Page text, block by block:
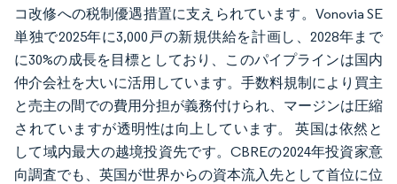
コ改修への税制優遇措置に支えられています。Vonovia SE
単独で2025年に3,000戸の新規供給を計画し、2028年まで
に30%の成長を目標としており、このパイプラインは国内
仲介会社を大いに活用しています。手数料規制により買主
と売主の間での費用分担が義務付けられ、マージンは圧縮
されていますが透明性は向上しています。 英国は依然と
して域内最大の越境投資先です。CBREの2024年投資家意
向調査でも、英国が世界からの資本流入先として首位に位